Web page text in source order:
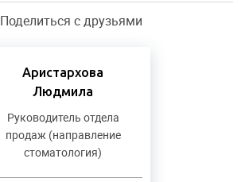
Поделиться с друзьями
Аристархова
Людмила
Руководитель отдела
продаж (направление
стоматология)